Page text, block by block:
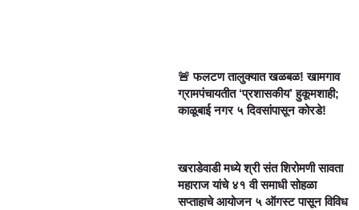
🚨 फलटण तालुक्यात खळबळ! खामगाव
ग्रामपंचायतीत ‘प्रशासकीय’ हुकूमशाही;
काळूबाई नगर ५ दिवसांपासून कोरडे!
खराडेवाडी मध्ये श्री संत शिरोमणी सावता
महाराज यांचे ४१ वी समाधी सोहळा
सप्ताहाचे आयोजन ५ ऑगस्ट पासून विविध